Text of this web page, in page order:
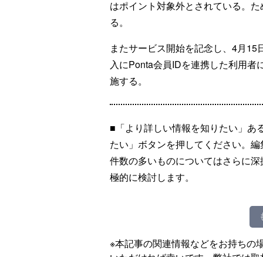
はポイント対象外とされている。
る。
またサービス開始を記念し、4月
入にPonta会員IDを連携した利用者
施する。
■「より詳しい情報を知りたい」あ
たい」ボタンを押してください。
件数の多いものについてはさらに
極的に検討します。
※本記事の関連情報などをお持ちの